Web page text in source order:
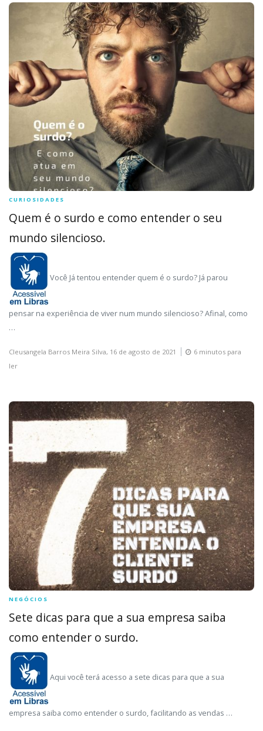
CURIOSIDADES
Quem é o surdo e como entender o seu
mundo silencioso.
Você Já tentou entender quem é o surdo? Já parou
pensar na experiência de viver num mundo silencioso? Afinal, como
…
Cleusangela Barros Meira Silva, 16 de agosto de 2021
6 minutos para
ler
NEGÓCIOS
Sete dicas para que a sua empresa saiba
como entender o surdo.
Aqui você terá acesso a sete dicas para que a sua
empresa saiba como entender o surdo, facilitando as vendas …